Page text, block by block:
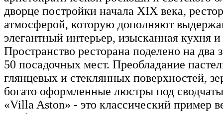
дворце постройки начала XIX века,
атмосферой, которую дополняют
элегантный интерьер, изысканная кухня
Пространство ресторана поделено на
50 посадочных мест. Преобладание
глянцевых и стеклянных поверхностей,
богато оформленные люстры под
«Villa Aston» - это классический пример